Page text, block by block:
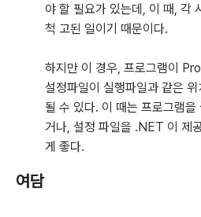
야 할 필요가 있는데, 이 때, 각
척 고된 일이기 때문이다.
하지만 이 경우, 프로그램이
설정파일이 실행파일과 같은
될 수 있다. 이 때는 프로그램을
거나, 설정 파일을 .NET 이 제
게 좋다.
여담